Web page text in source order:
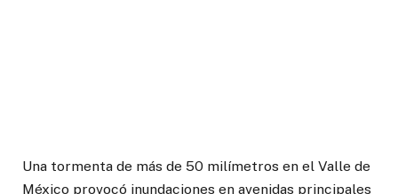
Una tormenta de más de 50 milímetros en el Valle de
México provocó inundaciones en avenidas principales